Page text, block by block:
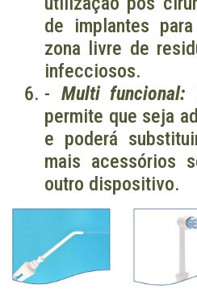
de implantes
zona livre de
infecciosos.
- Multi funcional:
permite que seja
e poderá
mais acessórios
outro dispositivo.